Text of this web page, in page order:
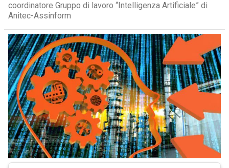
coordinatore Gruppo di lavoro “Intelligenza Artificiale” di
Anitec-Assinform